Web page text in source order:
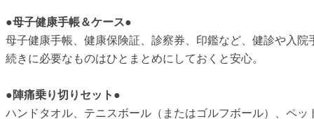
●母子健康手帳＆ケース●
母子健康手帳、健康保険証、診察券、印鑑など、健診や入院
続きに必要なものはひとまとめにしておくと安心。
●陣痛乗り切りセット●
ハンドタオル、テニスボール（またはゴルフボール）、ペッ